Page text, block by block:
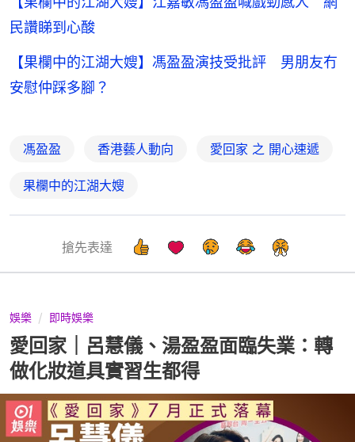
民讚睇到心酸
【果欄中的江湖大嫂】馮盈盈演技受批評 男朋友冇
安慰仲踩多腳？
馮盈盈 香港藝人動向 愛回家 之 開心速遞
果欄中的江湖大嫂
搶先表達
娛樂 即時娛樂
愛回家｜呂慧儀、湯盈盈面臨失業：轉
做化妝道具實習生都得